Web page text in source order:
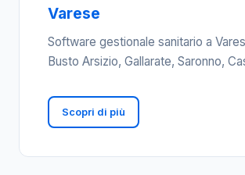
Varese
Software gestionale sanitario a
Busto Arsizio, Gallarate, Saronno,
Scopri di più